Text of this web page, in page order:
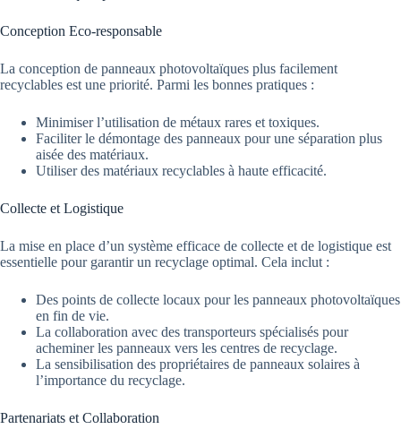
Conception Eco-responsable
La conception de panneaux photovoltaïques plus facilement
recyclables est une priorité. Parmi les bonnes pratiques :
Minimiser l’utilisation de métaux rares et toxiques.
Faciliter le démontage des panneaux pour une séparation plus
aisée des matériaux.
Utiliser des matériaux recyclables à haute efficacité.
Collecte et Logistique
La mise en place d’un système efficace de collecte et de logistique est
essentielle pour garantir un recyclage optimal. Cela inclut :
Des points de collecte locaux pour les panneaux photovoltaïques
en fin de vie.
La collaboration avec des transporteurs spécialisés pour
acheminer les panneaux vers les centres de recyclage.
La sensibilisation des propriétaires de panneaux solaires à
l’importance du recyclage.
Partenariats et Collaboration